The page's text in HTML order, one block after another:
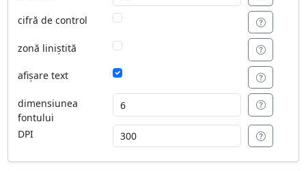
cifră de control
zonă liniștită
afișare text
dimensiunea
fontului
DPI